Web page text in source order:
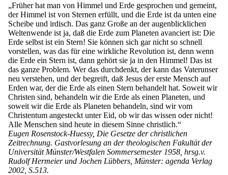
„Früher hat man von Himmel und Erde gesprochen und gemeint,
der Himmel ist von Sternen erfüllt, und die Erde ist da unten eine
Scheibe und irdisch. Das ganz Große an der augenblicklichen
Weltenwende ist ja, daß die Erde zum Planeten avanciert ist: Die
Erde selbst ist ein Stern! Sie können sich gar nicht so schnell
vorstellen, was das für eine wirkliche Revolution ist, denn wenn
die Erde ein Stern ist, dann gehört sie ja in den Himmel! Das ist
das ganze Problem. Wer das durchdenkt, der kann das Vaterunser
neu verstehen, und der begreift, daß Jesus der erste Mensch auf
Erden war, der die Erde als einen Stern behandelt hat. Soweit wir
Christen sind, behandeln wir die Erde als einen Planeten, und
soweit wir die Erde als Planeten behandeln, sind wir vom
Christentum angesteckt unter Eid, ob wir das wissen oder nicht!
Alle Menschen sind heute in diesem Sinne christlich.“
Eugen Rosenstock-Huessy, Die Gesetze der christlichen
Zeitrechnung. Gastvorlesung an der theologischen Fakultät der
Universität Münster/Westfalen Sommersemester 1958, hrsg.v.
Rudolf Hermeier und Jochen Lübbers, Münster: agenda Verlag
2002, S.513.